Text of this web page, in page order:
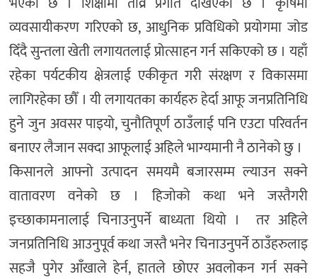
व्यवसायीकरण गरिएको छ, आधुनिक प्रविधिको प्रयोगमा जोड
दिँदै सुन्तला खेती लगायतलाई प्रोत्साहन गर्न सकिएको छ । यहाँ
रहेका पर्यटकीय क्षेत्रलाई एकीकृत गरी संरक्षण र विकासमा
लागिरहेका छौँ । यी लगायतका कार्यहरु हेर्दा आफू जनप्रतिनिधि
हुने जुन अवसर पाइयो, चुनौतिपूर्ण ठाउँलाई पनि एउटा परिवर्तन
बनाएर लैजान सक्दा आफूलाई अहिले भाग्यमानी नै ठानेको छु ।
किसानले आफ्नो उत्पादन समयमै बजारसम्म ल्याउन सक्ने
वातावरण वनेको छ । हिजोको कथा भने जस्तैगरी
इच्छाकामनालाई चिनाउनुपर्ने बाध्यता थियो । तर अहिले
जनप्रतिनिधि आउनुपूर्व कथा जस्तै भनेर चिनाउनुपर्ने ठाउँहरुलाइ
सहजै पुगेर आँखाले हेर्न, हातले छोएर अवलोकन गर्न सक्ने